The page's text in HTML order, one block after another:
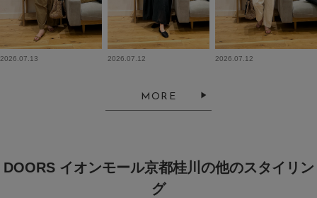
2026.07.13 2026.07.12 2026.07.12
MORE
DOORS イオンモール京都桂川の他のスタイリン
グ